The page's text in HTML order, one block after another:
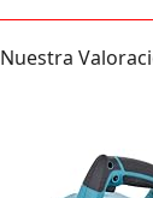
Nuestra